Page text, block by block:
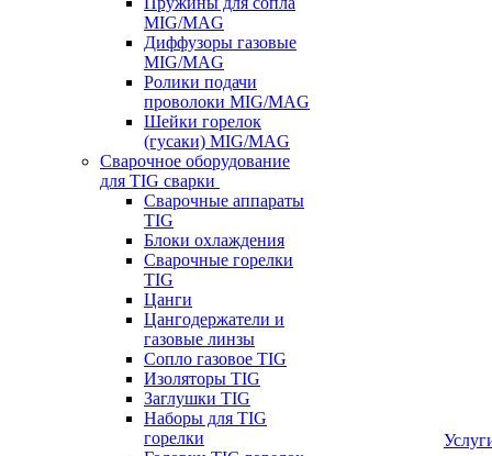
MIG/MAG
Диффузоры газовые
MIG/MAG
Ролики подачи
проволоки MIG/MAG
Шейки горелок
(гусаки) MIG/MAG
Сварочное оборудование
для TIG сварки
Сварочные аппараты
TIG
Блоки охлаждения
Сварочные горелки
TIG
Цанги
Цангодержатели и
газовые линзы
Сопло газовое TIG
Изоляторы TIG
Заглушки TIG
Наборы для TIG
горелки